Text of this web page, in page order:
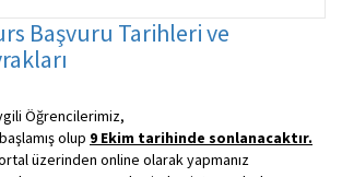
Başvuru Tarihleri ve
Öğrencilerimiz,
olup 9 Ekim tarihinde sonlanacaktır.
üzerinden online olarak yapmanız